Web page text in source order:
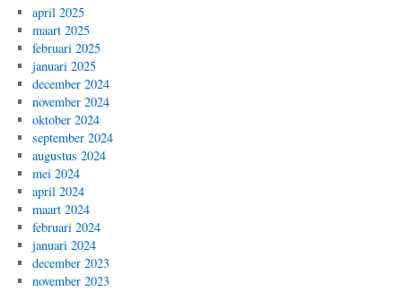
april 2025
maart 2025
februari 2025
januari 2025
december 2024
november 2024
oktober 2024
september 2024
augustus 2024
mei 2024
april 2024
maart 2024
februari 2024
januari 2024
december 2023
november 2023